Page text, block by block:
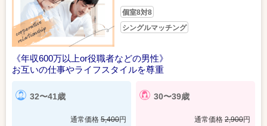
個室8対8
シングルマッチング
《年収600万以上or役職者などの男性》
お互いの仕事やライフスタイルを尊重
32〜41歳
通常価格 5,400円
30〜39歳
通常価格 2,900円